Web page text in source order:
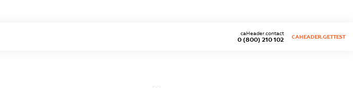
0 (800) 210 102
caHeader.contact
CAHEADER.GETTEST